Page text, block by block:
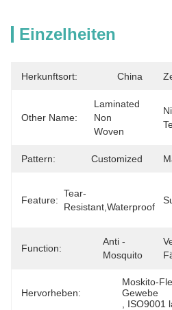
Einzelheiten
Herkunftsort: China
Other Name:
Laminated
Non
Woven
Pattern: Customized
Feature:
Tear-
Resistant,Waterproof
Function:
Anti -
Mosquito
Hervorheben:
Moskito-
Gewebe
ISO9001